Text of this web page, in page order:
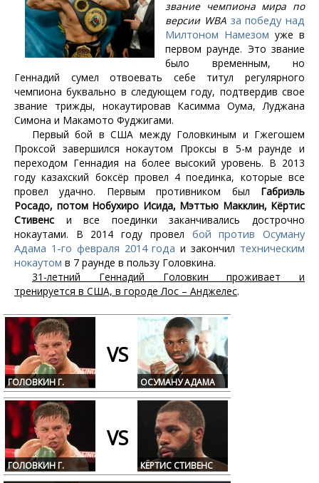
звание чемпиона мира по
версии WBA за победу над
Милтоном Намезом уже в
первом раунде. Это звание
было временным, но
Геннадий сумел отвоевать себе титул регулярного
чемпиона буквально в следующем году, подтвердив свое
звание трижды, нокаутировав Касимма Оума, Луджана
Симона и Макамото Фуджигами.
Первый бой в США между Головкиным и Гжегошем
Проксой завершился нокаутом Проксы в 5-м раунде и
переходом Геннадия на более высокий уровень. В 2013
году казахский боксёр провел 4 поединка, которые все
провел удачно. Первым противником был Габриэль
Росадо, потом Нобухиро Исида, Мэттью Макклин, Кёртис
Стивенс и все поединки заканчивались дострочно
нокаутами. В 2014 году провел бой против Осуману
Адама 1-го февраля 2014 года и закончил техническим
нокаутом в 7 раунде в пользу Головкина.
31-летний Геннадий Головкин проживает и
тренируется в США, в городе Лос – Анджелес.
ГОЛОВКИН Г.
VS
ОСУМАНУ АДАМА
ГОЛОВКИН Г.
VS
КЁРТИС СТИВЕНС